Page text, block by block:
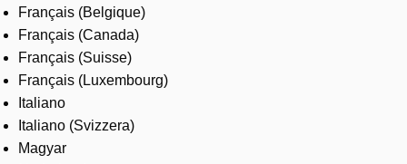
Français (Belgique)
Français (Canada)
Français (Suisse)
Français (Luxembourg)
Italiano
Italiano (Svizzera)
Magyar